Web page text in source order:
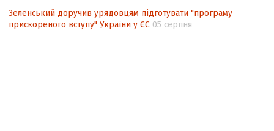
Зеленський доручив урядовцям підготувати "програму
прискореного вступу" України у ЄС 05 серпня